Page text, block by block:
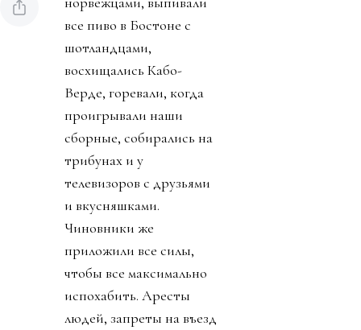
все пиво в Бостоне с
шотландцами,
восхищались Кабо-
Верде, горевали, когда
проигрывали наши
сборные, собирались на
трибунах и у
телевизоров с друзьями
и вкусняшками.
Чиновники же
приложили все силы,
чтобы все максимально
испохабить. Аресты
людей, запреты на въезд